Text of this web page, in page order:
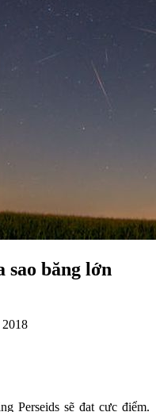
sao băng lớn
Perseids sẽ đạt cực điểm.